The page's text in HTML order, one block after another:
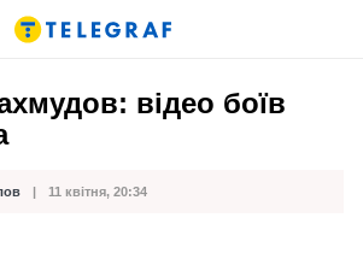
відео боїв
11 квітня, 20:34